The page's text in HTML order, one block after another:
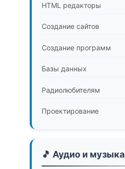
HTML редакторы
Создание сайтов
Создание программ
Базы данных
Радиолюбителям
Проектирование
🎵 Аудио и музыка